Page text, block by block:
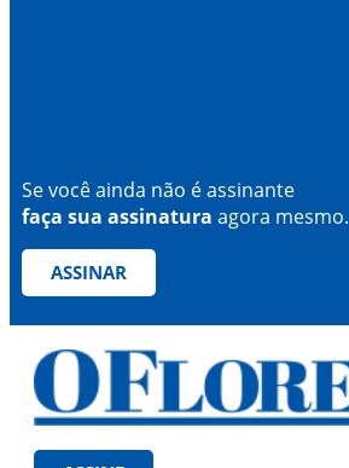
Se você ainda não é assinante
faça sua assinatura agora mesmo.
ASSINAR